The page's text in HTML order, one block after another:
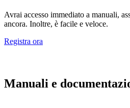
Avrai accesso immediato a manuali,
ancora. Inoltre, è facile e veloce.
Registra ora
Manuali e